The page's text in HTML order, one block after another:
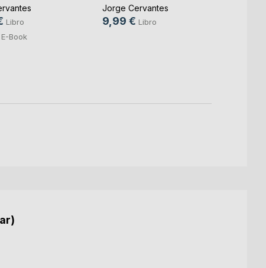
Libro
E-Book
Jorge Cervantes
9,99 € Libro